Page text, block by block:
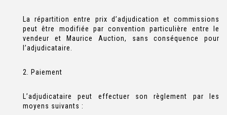
La répartition entre prix d’adjudication et commissions
peut être modifiée par convention particulière entre le
vendeur et Maurice Auction, sans conséquence pour
l’adjudicataire.
2. Paiement
L’adjudicataire peut effectuer son règlement par les
moyens suivants :